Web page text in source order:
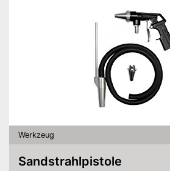
Werkzeug
Sandstrahlpistole